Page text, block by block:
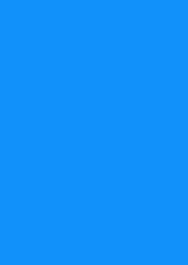
leidinggevenden en
Leidinggevenden ontvingen
plaatsings- en
collega’s hun vragen